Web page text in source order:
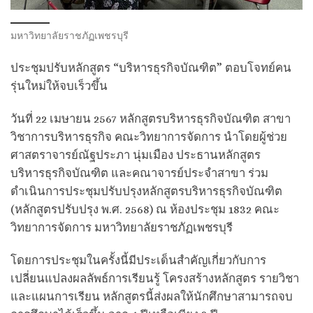
มหาวิทยาลัยราชภัฏเพชรบุรี
ประชุมปรับหลักสูตร “บริหารธุรกิจบัณฑิต” ตอบโจทย์คน
รุ่นใหม่ให้จบเร็วขึ้น
วันที่ 22 เมษายน 2567 หลักสูตรบริหารธุรกิจบัณฑิต สาขา
วิชาการบริหารธุรกิจ คณะวิทยาการจัดการ นำโดยผู้ช่วย
ศาสตราจารย์ณัฐประภา นุ่มเมือง ประธานหลักสูตร
บริหารธุรกิจบัณฑิต และคณาจารย์ประจำสาขา ร่วม
ดำเนินการประชุมปรับปรุงหลักสูตรบริหารธุรกิจบัณฑิต
(หลักสูตรปรับปรุง พ.ศ. 2568) ณ ห้องประชุม 1832 คณะ
วิทยาการจัดการ มหาวิทยาลัยราชภัฏเพชรบุรี
โดยการประชุมในครั้งนี้มีประเด็นสำคัญเกี่ยวกับการ
เปลี่ยนแปลงผลลัพธ์การเรียนรู้ โครงสร้างหลักสูตร รายวิชา
และแผนการเรียน หลักสูตรนี้ส่งผลให้นักศึกษาสามารถจบ